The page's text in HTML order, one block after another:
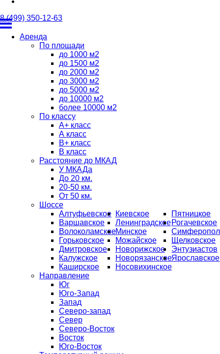
8 (499) 350-12-63
Аренда
По площади
до 1000 м2
до 1500 м2
до 2000 м2
до 3000 м2
до 5000 м2
до 10000 м2
более 10000 м2
По классу
А+ класс
А класс
B+ класс
В класс
Расстояние до МКАД
У МКАДа
До 20 км.
20-50 км.
От 50 км.
Шоссе
Алтуфьевское
Варшавское
Волоколамское
Горьковское
Дмитровское
Калужское
Каширское
Киевское
Ленинградское
Минское
Можайское
Новорижское
Новорязанское
Носовихинское
Пятницкое
Рогачевское
Щелковское
Энтузиастов
Ярославское
Направление
Юг
Юго-Запад
Запад
Северо-запад
Север
Северо-Восток
Восток
Юго-Восток